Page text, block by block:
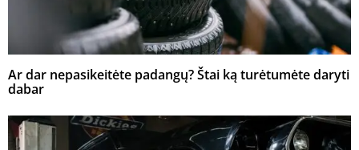
Ar dar nepasikeitėte padangų? Štai ką turėtumėte daryti
dabar